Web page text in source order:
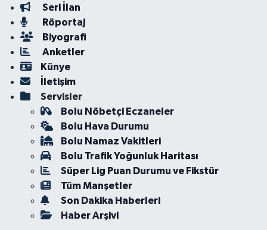
Seri İlan
Röportaj
Biyografi
Anketler
Künye
İletişim
Servisler
Bolu Nöbetçi Eczaneler
Bolu Hava Durumu
Bolu Namaz Vakitleri
Bolu Trafik Yoğunluk Haritası
Süper Lig Puan Durumu ve Fikstür
Tüm Manşetler
Son Dakika Haberleri
Haber Arşivi